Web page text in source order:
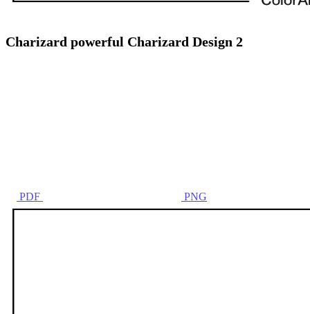
Charizard powerful Charizard Design 2
PDF PNG